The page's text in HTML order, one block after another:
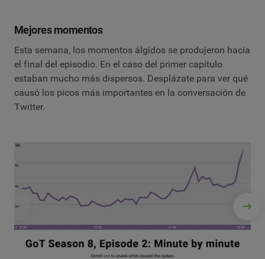
Mejores momentos
Esta semana, los momentos álgidos se produjeron hacia
el final del episodio. En el caso del primer capítulo
estaban mucho más dispersos. Desplázate para ver qué
causó los picos más importantes en la conversación de
Twitter.